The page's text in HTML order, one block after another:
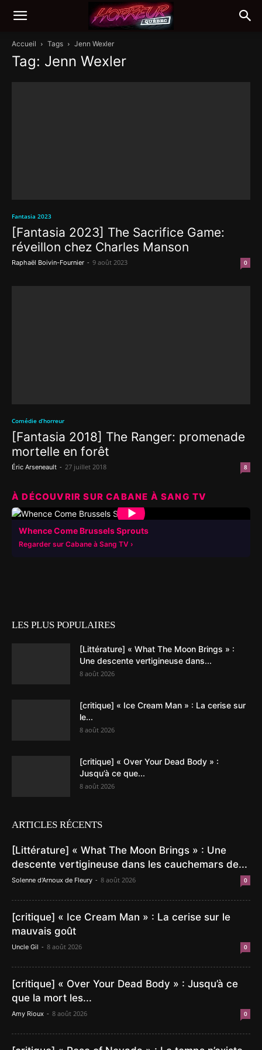
Accueil Tags Jenn Wexler
Tag: Jenn Wexler
Fantasia 2023
[Fantasia 2023] The Sacrifice Game:
réveillon chez Charles Manson
Raphaël Boivin-Fournier - 9 août 2023 0
Comédie d’horreur
[Fantasia 2018] The Ranger: promenade
mortelle en forêt
Éric Arseneault - 27 juillet 2018 8
À DÉCOUVRIR SUR CABANE À SANG TV
▶
Whence Come Brussels Sprouts
Regarder sur Cabane à Sang TV
LES PLUS POPULAIRES
[Littérature] « What The Moon Brings » :
Une descente vertigineuse dans...
8 août 2026
[critique] « Ice Cream Man » : La cerise sur
le...
8 août 2026
[critique] « Over Your Dead Body » :
Jusqu’à ce que...
8 août 2026
ARTICLES RÉCENTS
[Littérature] « What The Moon Brings » : Une
descente vertigineuse dans les cauchemars de...
Solenne d'Arnoux de Fleury - 8 août 2026 0
[critique] « Ice Cream Man » : La cerise sur le
mauvais goût
Uncle Gil - 8 août 2026 0
[critique] « Over Your Dead Body » : Jusqu’à ce
que la mort les...
Amy Rioux - 8 août 2026 0